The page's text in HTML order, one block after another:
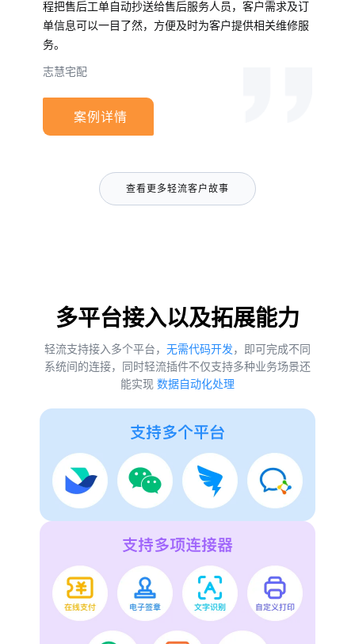
程把售后工单自动抄送给售后服务人员，客户需求及订
单信息可以一目了然，方便及时为客户提供相关维修服
务。
志慧宅配
案例详情
查看更多轻流客户故事
多平台接入以及拓展能力
轻流支持接入多个平台， 无需代码开发，即可完成不同
系统间的连接，同时轻流插件不仅支持多种业务场景还
能实现 数据自动化处理